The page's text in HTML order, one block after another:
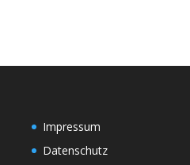
Impressum
Datenschutz